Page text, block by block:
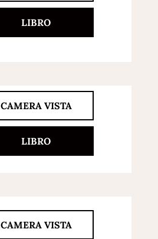
LIBRO
CAMERA VISTA
LIBRO
CAMERA VISTA